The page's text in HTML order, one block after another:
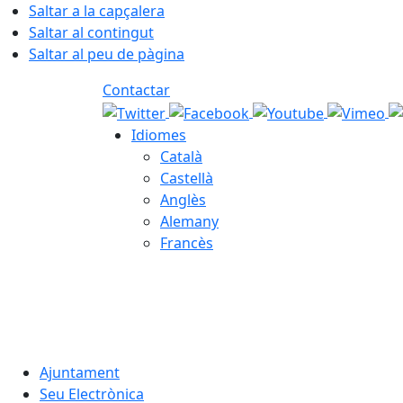
Saltar a la capçalera
Saltar al contingut
Saltar al peu de pàgina
Contactar
Idiomes
Català
Castellà
Anglès
Alemany
Francès
Ajuntament
Seu Electrònica